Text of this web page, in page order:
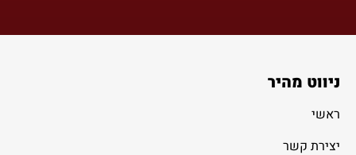
ניווט מהיר
ראשי
יצירת קשר